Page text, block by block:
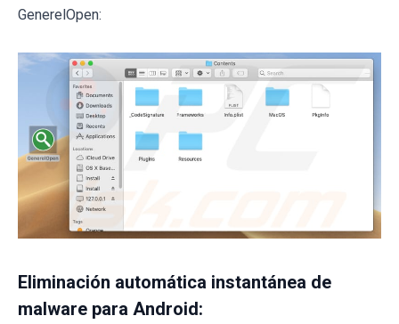
GenerelOpen:
Eliminación automática instantánea de
malware para Android: